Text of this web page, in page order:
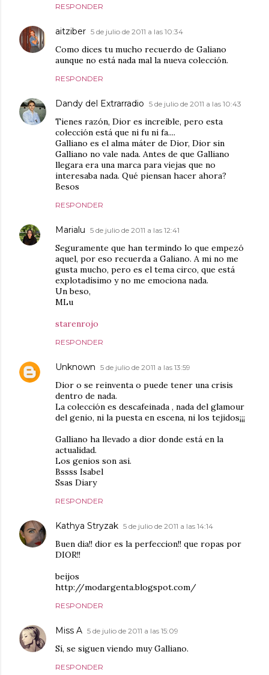
RESPONDER
aitziber 5 de julio de 2011 a las 10:34
Como dices tu mucho recuerdo de Galiano
aunque no está nada mal la nueva colección.
RESPONDER
Dandy del Extrarradio 5 de julio de 2011 a las 10:43
Tienes razón, Dior es increíble, pero esta
colección está que ni fu ni fa....
Galliano es el alma máter de Dior, Dior sin
Galliano no vale nada. Antes de que Galliano
llegara era una marca para viejas que no
interesaba nada. Qué piensan hacer ahora?
Besos
RESPONDER
Marialu 5 de julio de 2011 a las 12:41
Seguramente que han termindo lo que empezó
aquel, por eso recuerda a Galiano. A mi no me
gusta mucho, pero es el tema circo, que está
explotadísimo y no me emociona nada.
Un beso,
MLu
starenrojo
RESPONDER
Unknown 5 de julio de 2011 a las 13:59
Dior o se reinventa o puede tener una crisis
dentro de nada.
La colección es descafeinada , nada del glamour
del genio, ni la puesta en escena, ni los tejidos¡¡¡
Galliano ha llevado a dior donde está en la
actualidad.
Los genios son asi.
Bssss Isabel
Ssas Diary
RESPONDER
Kathya Stryzak 5 de julio de 2011 a las 14:14
Buen dia!! dior es la perfeccion!! que ropas por
DIOR!!
beijos
http://modargenta.blogspot.com/
RESPONDER
Miss A 5 de julio de 2011 a las 15:09
Sí, se siguen viendo muy Galliano.
RESPONDER